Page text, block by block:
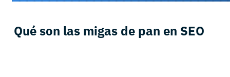
Qué son las migas de pan en SEO